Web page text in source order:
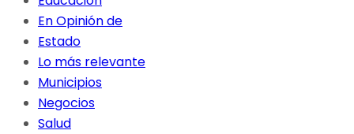
En Opinión de
Estado
Lo más relevante
Municipios
Negocios
Salud